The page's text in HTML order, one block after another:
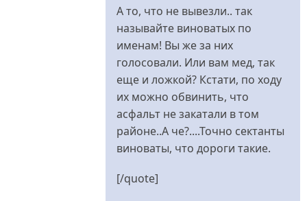
пиарьтесь
на
здоровье...
від
Меланченко
А то, что не вывезли.. так
называйте виноватых по
именам! Вы же за них
голосовали. Или вам мед, так
еще и ложкой? Кстати, по ходу
их можно обвинить, что
асфальт не закатали в том
районе..А че?....Точно сектанты
виноваты, что дороги такие.
[/quote]